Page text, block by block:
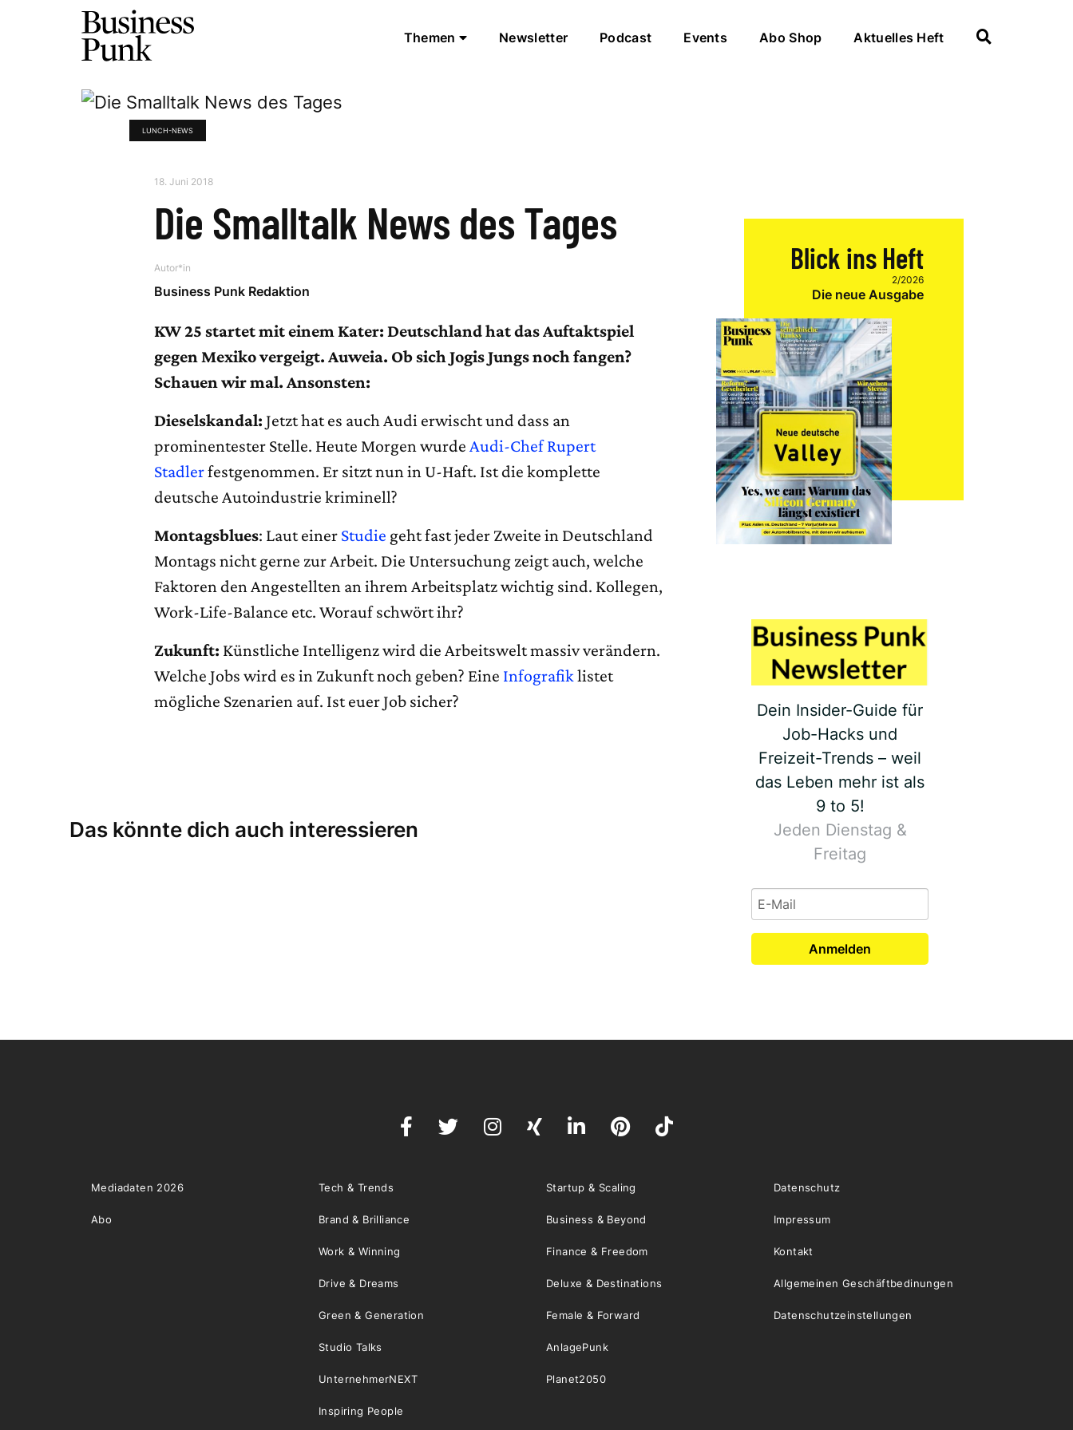
Themen Newsletter Podcast Events Abo Shop Aktuelles Heft
LUNCH-NEWS
18. Juni 2018
Die Smalltalk News des Tages
Autor*in
Business Punk Redaktion
KW 25 startet mit einem Kater: Deutschland hat das Auftaktspiel
gegen Mexiko vergeigt. Auweia. Ob sich Jogis Jungs noch fangen?
Schauen wir mal. Ansonsten:
Dieselskandal: Jetzt hat es auch Audi erwischt und dass an
prominentester Stelle. Heute Morgen wurdeAudi-Chef Rupert
Stadlerfestgenommen. Er sitzt nun in U-Haft. Ist die komplette
deutsche Autoindustrie kriminell?
Montagsblues: Laut einer Studie geht fast jeder Zweite in Deutschland
Montags nicht gerne zur Arbeit. Die Untersuchung zeigt auch, welche
Faktoren den Angestellten an ihrem Arbeitsplatz wichtig sind. Kollegen,
Work-Life-Balance etc. Worauf schwört ihr?
Zukunft: Künstliche Intelligenz wird die Arbeitswelt massiv verändern.
Welche Jobs wird es in Zukunft noch geben? Eine Infografiklistet
mögliche Szenarien auf. Ist euer Job sicher?
Das könnte dich auch interessieren
Blick ins Heft
2/2026
Die neue Ausgabe
Dein Insider-Guide für
Job-Hacks und
Freizeit-Trends – weil
das Leben mehr ist als
9 to 5!
Jeden Dienstag &
Freitag
Anmelden
Mediadaten 2026
Abo
Tech & Trends Startup & Scaling
Brand & Brilliance Business & Beyond
Work & Winning Finance & Freedom
Drive & Dreams Deluxe & Destinations
Green & Generation Female & Forward
Studio Talks AnlagePunk
UnternehmerNEXT Planet2050
Inspiring People
Datenschutz
Impressum
Kontakt
Allgemeinen Geschäftbedinungen
Datenschutzeinstellungen